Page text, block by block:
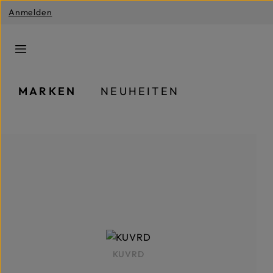
Hauptinhalt springen
Zur Suche springen
Zur Hauptnavigation springen
Anmelden
MARKEN NEUHEITEN
KUVRD